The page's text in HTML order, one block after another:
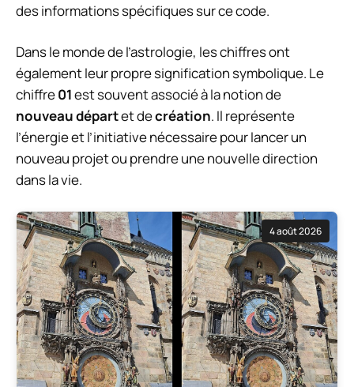
des informations spécifiques sur ce code.
Dans le monde de l’astrologie, les chiffres ont
également leur propre signification symbolique. Le
chiffre01est souvent associé à la notion de
nouveau départet decréation. Il représente
l’énergie et l’initiative nécessaire pour lancer un
nouveau projet ou prendre une nouvelle direction
dans la vie.
4 août 2026